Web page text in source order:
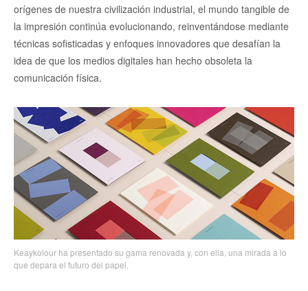
orígenes de nuestra civilización industrial, el mundo tangible de
la impresión continúa evolucionando, reinventándose mediante
técnicas sofisticadas y enfoques innovadores que desafían la
idea de que los medios digitales han hecho obsoleta la
comunicación física.
Keaykolour ha presentado su gama renovada y, con ella, una mirada a lo
que depara el futuro del papel.